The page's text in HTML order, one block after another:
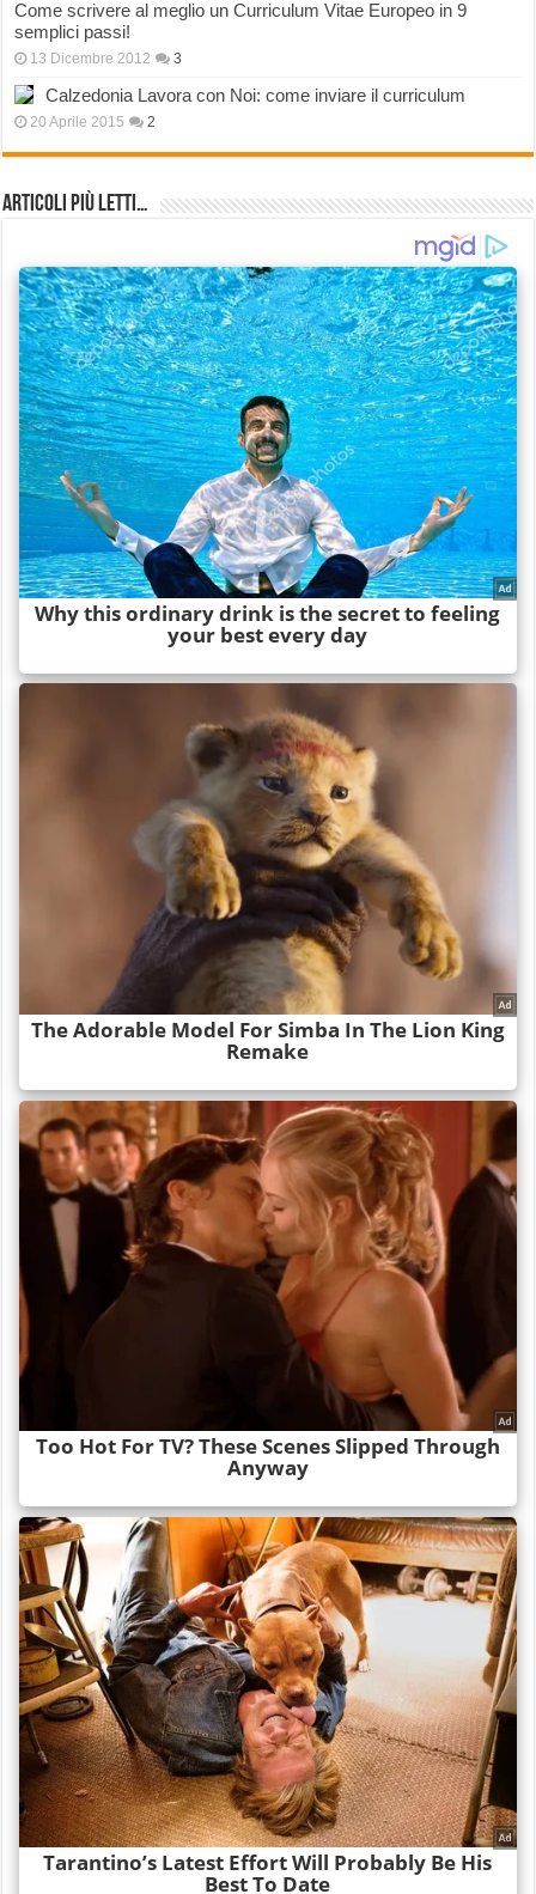
Come scrivere al meglio un Curriculum Vitae Europeo in 9
semplici passi!
13 Dicembre 2012 3
Calzedonia Lavora con Noi: come inviare il curriculum
20 Aprile 2015 2
Articoli più Letti…